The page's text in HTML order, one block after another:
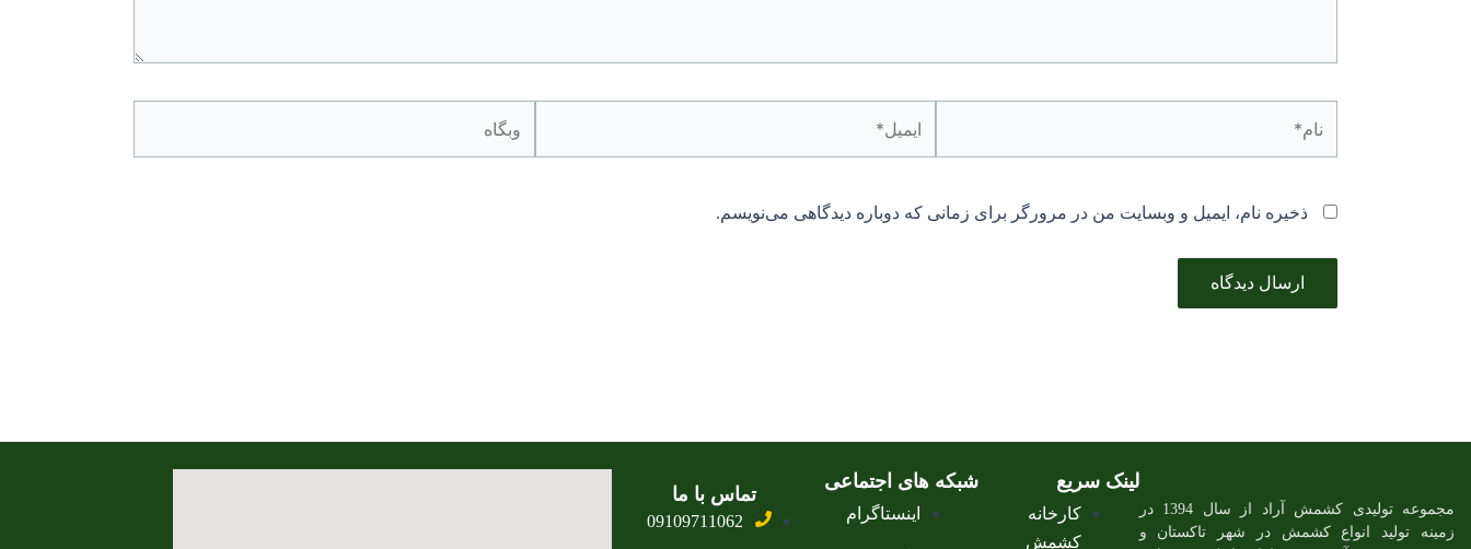
ذخیره نام، ایمیل و وبسایت من در مرورگر برای زمانی که دوباره دیدگاهی می‌نویسم.
مجموعه تولیدی کشمش آراد از سال 1394 در
زمینه تولید انواع کشمش در شهر تاکستان و
لینک سریع
کارخانه
کشمش
شبکه های اجتماعی
اینستاگرام
تماس با ما
09109711062